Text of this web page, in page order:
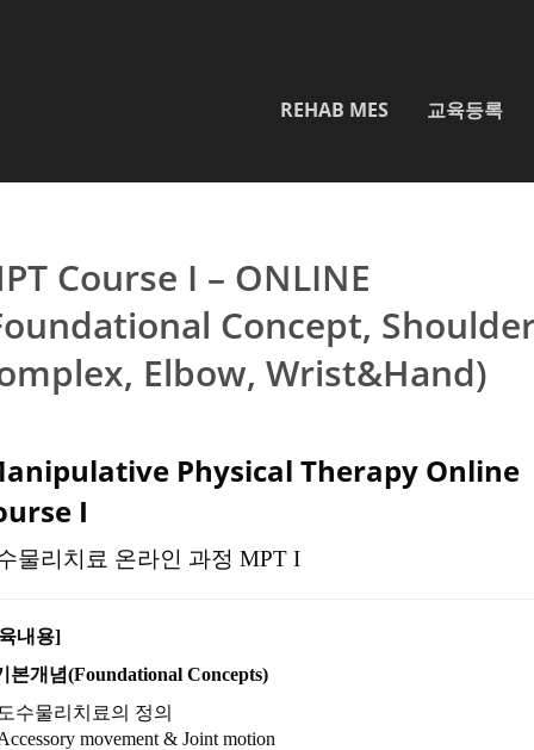
REHAB MES 교육등록
Course I – ONLINE
Concept,
Elbow, Wrist&Hand)
Physical Therapy Online
I
물리치료 온라인 과정 MPT I
내용]
본개념(Foundational Concepts)
도수물리치료의 정의
movement & Joint motion